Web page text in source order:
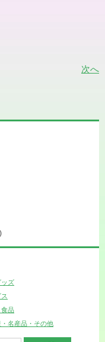
次へ
ッズ
食品
・名産品・その他